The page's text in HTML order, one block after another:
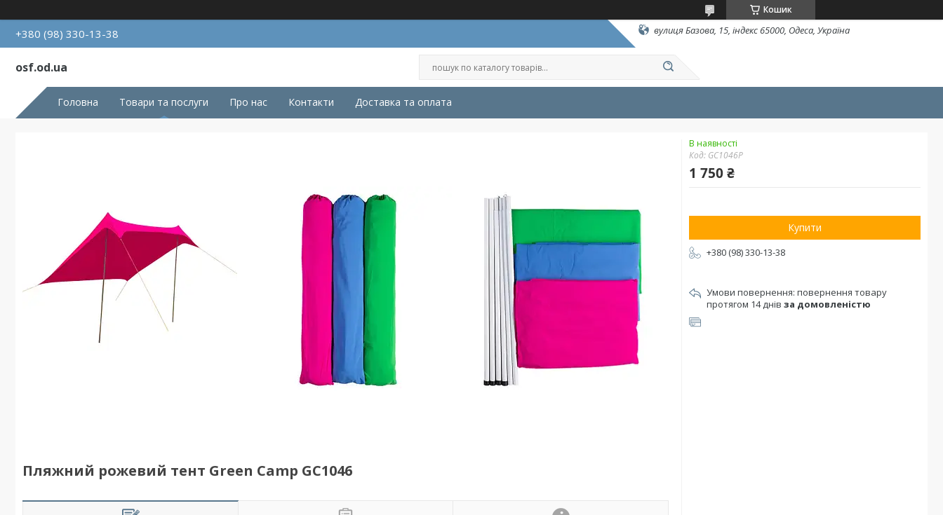
Кошик
+380 (98) 330-13-38 вулиця Базова, 15, індекс 65000, Одеса, Україна
osf.od.ua
Головна Товари та послуги Про нас Контакти Доставка та оплата
Пляжний рожевий тент Green Camp GC1046
В наявності
Код: GC1046P
1 750 ₴
Купити
+380 (98) 330-13-38
повернення товару
протягом 14 днів за домовленістю